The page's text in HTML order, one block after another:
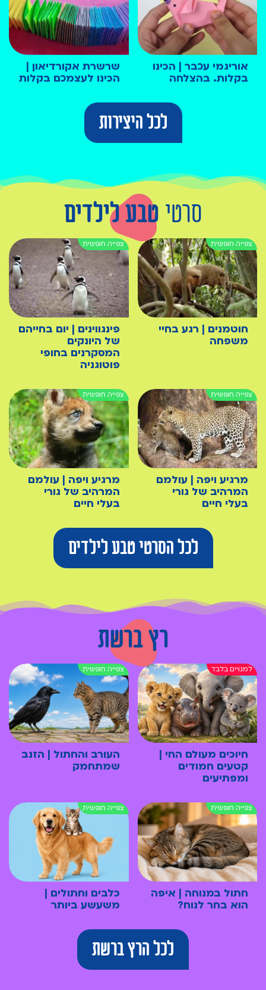
אוריגמי עכבר | הכינו
בקלות. בהצלחה
שרשרת אקורדיאון |
הכינו לעצמכם בקלות
לכל היצירות
סרטי טבע לילדים
חוטמנים | רגע בחיי
משפחה
פינגווינים | יום בחייהם
של היונקים
המסקרנים בחופי
פוטוגניה
מרגיע ויפה | עולמם
המרהיב של גורי
בעלי חיים
מרגיע ויפה | עולמם
המרהיב של גורי
בעלי חיים
לכל הסרטי טבע לילדים
רץ ברשת
חיוכים מעולם החי |
קטעים חמודים
ומפתיעים
העורב והחתול | הזנב
שמתחמק
חתול במנוחה | איפה
הוא בחר לנוח?
כלבים וחתולים |
משעשע ביותר
לכל הרץ ברשת